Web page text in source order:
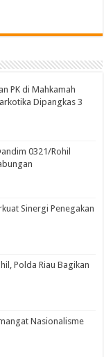
PK di Mahkamah
Dipangkas 3
0321/Rohil
Sinergi Penegakan
Polda Riau Bagikan
Nasionalisme